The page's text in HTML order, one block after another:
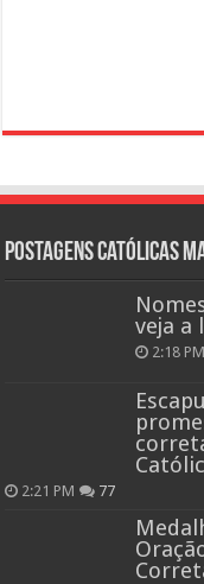
Postagens católicas
veja a
2:18 PM
2:21 PM 77